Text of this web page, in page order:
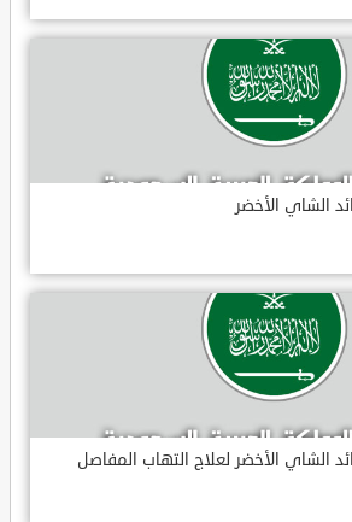
الشاي الأخضر
الشاي الأخضر لعلاج التهاب المفاصل